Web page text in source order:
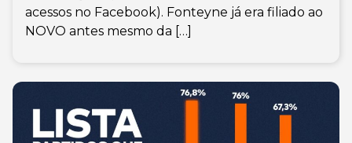
acessos no Facebook). Fonteyne já era filiado ao
NOVO antes mesmo da […]